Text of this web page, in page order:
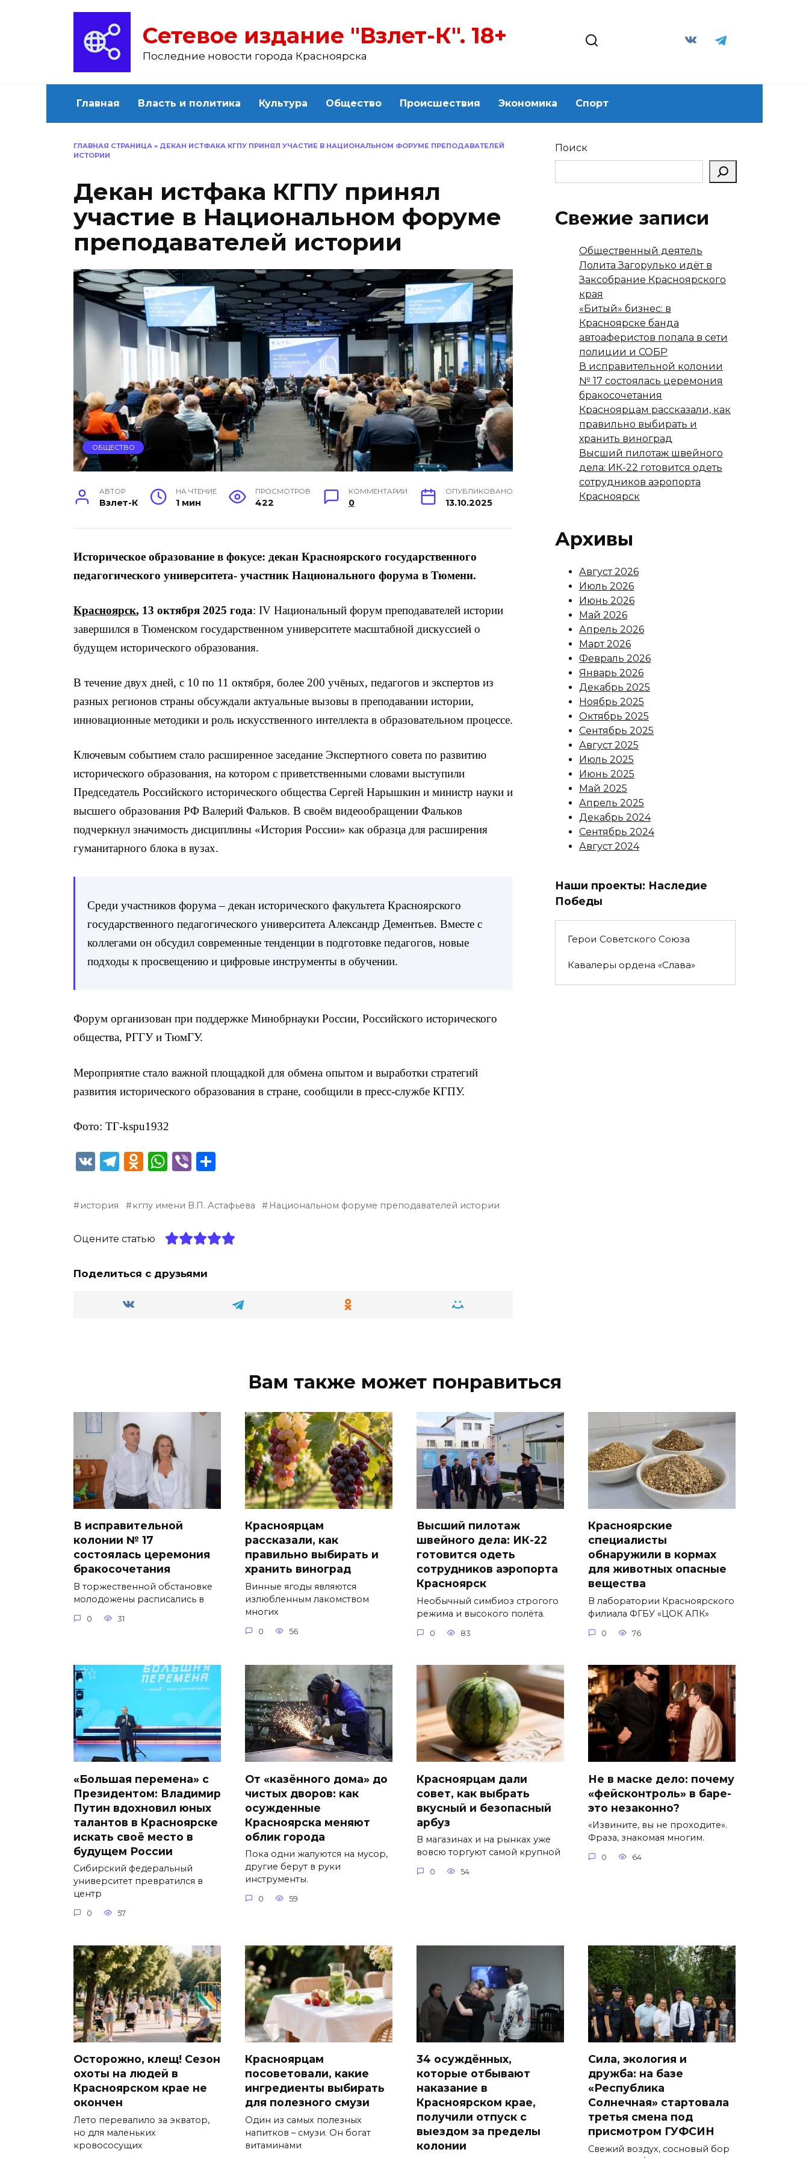
Сетевое издание "Взлет-К". 18+
Последние новости города Красноярска
Главная Власть и политика Культура Общество Происшествия Экономика Спорт
ГЛАВНАЯ СТРАНИЦА » ДЕКАН ИСТФАКА КГПУ ПРИНЯЛ УЧАСТИЕ В НАЦИОНАЛЬНОМ ФОРУМЕ ПРЕПОДАВАТЕЛЕЙ
ИСТОРИИ
Декан истфака КГПУ принял
участие в Национальном форуме
преподавателей истории
ОБЩЕСТВО
АВТОР
Взлет-К
НА ЧТЕНИЕ
1 мин
ПРОСМОТРОВ
422
КОММЕНТАРИИ
0
ОПУБЛИКОВАНО
13.10.2025
Историческое образование в фокусе: декан Красноярского государственного
педагогического университета- участник Национального форума в Тюмени.
Красноярск, 13 октября 2025 года: IV Национальный форум преподавателей истории
завершился в Тюменском государственном университете масштабной дискуссией о
будущем исторического образования.
В течение двух дней, с 10 по 11 октября, более 200 учёных, педагогов и экспертов из
разных регионов страны обсуждали актуальные вызовы в преподавании истории,
инновационные методики и роль искусственного интеллекта в образовательном процессе.
Ключевым событием стало расширенное заседание Экспертного совета по развитию
исторического образования, на котором с приветственными словами выступили
Председатель Российского исторического общества Сергей Нарышкин и министр науки и
высшего образования РФ Валерий Фальков. В своём видеообращении Фальков
подчеркнул значимость дисциплины «История России» как образца для расширения
гуманитарного блока в вузах.
Среди участников форума – декан исторического факультета Красноярского
государственного педагогического университета Александр Дементьев. Вместе с
коллегами он обсудил современные тенденции в подготовке педагогов, новые
подходы к просвещению и цифровые инструменты в обучении.
Форум организован при поддержке Минобрнауки России, Российского исторического
общества, РГГУ и ТюмГУ.
Мероприятие стало важной площадкой для обмена опытом и выработки стратегий
развития исторического образования в стране, сообщили в пресс-службе КГПУ.
Фото: ТГ-kspu1932
V
T
e
ra
O
n
kl
ss
W
a
A
p
Vi
er п
а
история кгпу имени В.П. Астафьева Национальном форуме преподавателей истории
Оцените статью
Поделиться с друзьями
Поиск
Свежие записи
Общественный деятель
Лолита Загорулько идёт в
Заксобрание Красноярского
края
«Битый» бизнес: в
Красноярске банда
автоаферистов попала в сети
полиции и СОБР
В исправительной колонии
№ 17 состоялась церемония
бракосочетания
Красноярцам рассказали, как
правильно выбирать и
хранить виноград
Высший пилотаж швейного
дела: ИК-22 готовится одеть
сотрудников аэропорта
Красноярск
Архивы
Август 2026
Июль 2026
Июнь 2026
Май 2026
Апрель 2026
Март 2026
Февраль 2026
Январь 2026
Декабрь 2025
Ноябрь 2025
Октябрь 2025
Сентябрь 2025
Август 2025
Июль 2025
Июнь 2025
Май 2025
Апрель 2025
Декабрь 2024
Сентябрь 2024
Август 2024
Наши проекты: Наследие
Победы
Герои Советского Союза
Кавалеры ордена «Слава»
Вам также может понравиться
В исправительной
колонии № 17
состоялась церемония
бракосочетания
В торжественной обстановке
молодожены расписались в
0 31
Красноярцам
рассказали, как
правильно выбирать и
хранить виноград
Винные ягоды являются
излюбленным лакомством
многих
0 56
Высший пилотаж
швейного дела: ИК-22
готовится одеть
сотрудников аэропорта
Красноярск
Необычный симбиоз строгого
режима и высокого полёта.
0 83
Красноярские
специалисты
обнаружили в кормах
для животных опасные
вещества
В лаборатории Красноярского
филиала ФГБУ «ЦОК АПК»
0 76
«Большая перемена» с
Президентом: Владимир
Путин вдохновил юных
талантов в Красноярске
искать своё место в
будущем России
Сибирский федеральный
университет превратился в
центр
0 57
От «казённого дома» до
чистых дворов: как
осужденные
Красноярска меняют
облик города
Пока одни жалуются на мусор,
другие берут в руки
инструменты.
0 59
Красноярцам дали
совет, как выбрать
вкусный и безопасный
арбуз
В магазинах и на рынках уже
вовсю торгуют самой крупной
0 54
Не в маске дело: почему
«фейсконтроль» в баре-
это незаконно?
«Извините, вы не проходите».
Фраза, знакомая многим.
0 64
Осторожно, клещ! Сезон
охоты на людей в
Красноярском крае не
окончен
Лето перевалило за экватор,
но для маленьких
кровососущих
Красноярцам
посоветовали, какие
ингредиенты выбирать
для полезного смузи
Один из самых полезных
напитков – смузи. Он богат
витаминами
34 осуждённых,
которые отбывают
наказание в
Красноярском крае,
получили отпуск с
выездом за пределы
колонии
Сила, экология и
дружба: на базе
«Республика
Солнечная» стартовала
третья смена под
присмотром ГУФСИН
Свежий воздух, сосновый бор